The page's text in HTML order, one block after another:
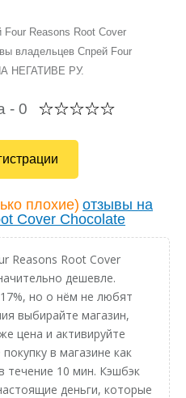
Four Reasons Root Cover
владельцев Спрей Four
НЕГАТИВЕ РУ.
- 0
плохие) отзывы на
Cover Chocolate
Reasons Root Cover
дешевле.
но о нём не любят
выбирайте магазин,
цена и активируйте
в магазине как
течение 10 мин. Кэшбэк
деньги, которые